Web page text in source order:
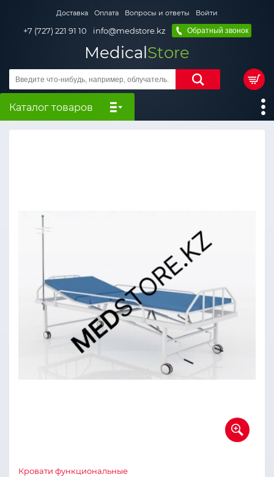
Доставка Оплата Вопросы и ответы Войти
+7 (727) 221 91 10 info@medstore.kz Обратный звонок
MedicalStore
Каталог товаров
Кровати функциональные